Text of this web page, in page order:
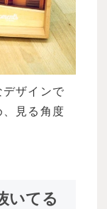
ザインで
見る角度
いてる